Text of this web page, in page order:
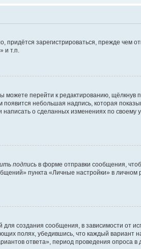
зарегистрироваться, прежде чем
и т.п.
перейти к редактированию, щёлкнув
небольшая надпись, которая
о сделанных изменениях по своему
подпись в форме отправки сообщения,
пункта «Личные настройки» в личном
создания сообщения, в зависимости от
полях, убедившись, что каждый вариант
ответа», период проведения опроса в